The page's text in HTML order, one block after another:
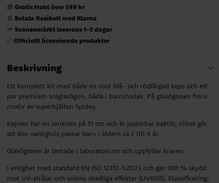
🎁 Gratis frakt över 599 kr
📄 Betala flexibelt med Klarna
🌱 Svanenmärkt leverans 1-3 dagar
✅ Officiellt licensierade produkter
Beskrivning
Ett komplett kit med både en cool blå- och rödfärgad keps och ett
par premium solglasögon, båda i barnstorlek. På glasögonen finns
motiv av superhjälten Spidey.
Kepsen har en omkrets på 51 cm och är justerbar baktill, vilket gör
att den vanligtvis passar barn i åldern ca 2 till 4 år.
Glasögonen är testade i laboratorium och uppfyller kraven:
I enlighet med standard EN ISO 12312-1:2023 och ger 100 % skydd
mot UV-strålar och solens skadliga effekter (UV400). Klassificering: